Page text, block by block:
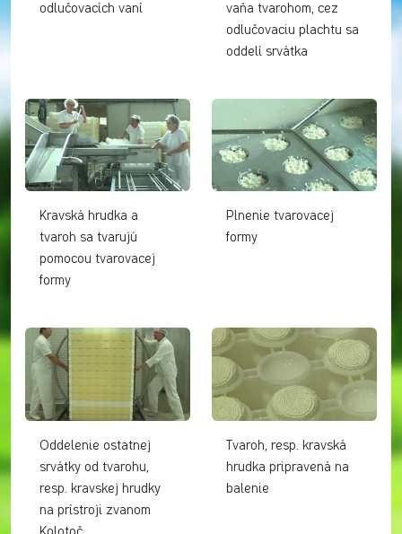
odlučovacích vaní
vaňa tvarohom, cez
odlučovaciu plachtu sa
oddelí srvátka
Kravská hrudka a
tvaroh sa tvarujú
pomocou tvarovacej
formy
Plnenie tvarovacej
formy
Oddelenie ostatnej
srvátky od tvarohu,
resp. kravskej hrudky
na prístroji zvanom
Tvaroh, resp. kravská
hrudka pripravená na
balenie